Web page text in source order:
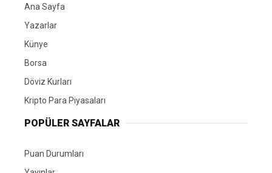
Ana Sayfa
Yazarlar
Künye
Borsa
Döviz Kurları
Kripto Para Piyasaları
POPÜLER SAYFALAR
Puan Durumları